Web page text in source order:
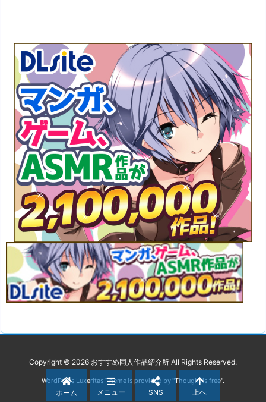
Copyright © 2026 おすすめ同人作品紹介所 All Rights Reserved.
WordPress Luxeritas Theme is provided by "Thought is free".
ホーム メニュー SNS 上へ